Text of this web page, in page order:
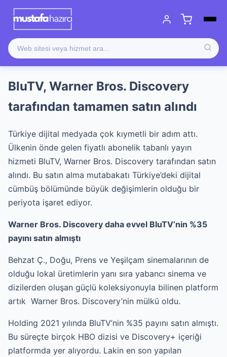
BluTV, Warner Bros. Discovery
tarafından tamamen satın alındı
Türkiye dijital medyada çok kıymetli bir adım attı.
Ülkenin önde gelen fiyatlı abonelik tabanlı yayın
hizmeti BluTV, Warner Bros. Discovery tarafından satın
alındı. Bu satın alma mutabakatı Türkiye’deki dijital
cümbüş bölümünde büyük değişimlerin olduğu bir
periyota işaret ediyor.
Warner Bros. Discovery daha evvel BluTV’nin %35
payını satın almıştı
Behzat Ç., Doğu, Prens ve Yeşilçam sinemalarının de
olduğu lokal üretimlerin yanı sıra yabancı sinema ve
dizilerden oluşan güçlü koleksiyonuyla bilinen platform
artık Warner Bros. Discovery’nin mülkü oldu.
Holding 2021 yılında BluTV’nin %35 payını satın almıştı.
Bu süreçte birçok HBO dizisi ve Discovery+ içeriği
platformda yer alıyordu. Lakin en son yapılan